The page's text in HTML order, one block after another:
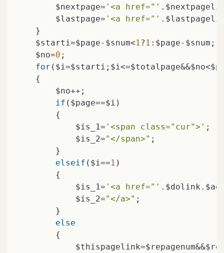
        $nextpage=
'<a href="'
        $lastpage=
'<a href="'
    }
    $starti=$page-$snum<
1? 1 :$page-$snum;
    $no=
0 ;
for
    {
        $no++;
if ($page==$i)
        {
            $is_1=
'<span class="cur">' ;
            $is_2=
"</span>" ;
        }
elseif ($i==1 )
        {
            $is_1=
'<a href="'
            $is_2=
"</a>" ;
        }
else
        {